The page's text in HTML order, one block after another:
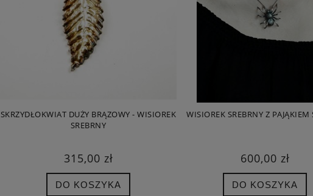
SKRZYDŁOKWIAT DUŻY BRĄZOWY - WISIOREK
SREBRNY
315,00 zł
DO KOSZYKA
WISIOREK SREBRNY Z PAJĄKIEM
600,00 zł
DO KOSZYKA